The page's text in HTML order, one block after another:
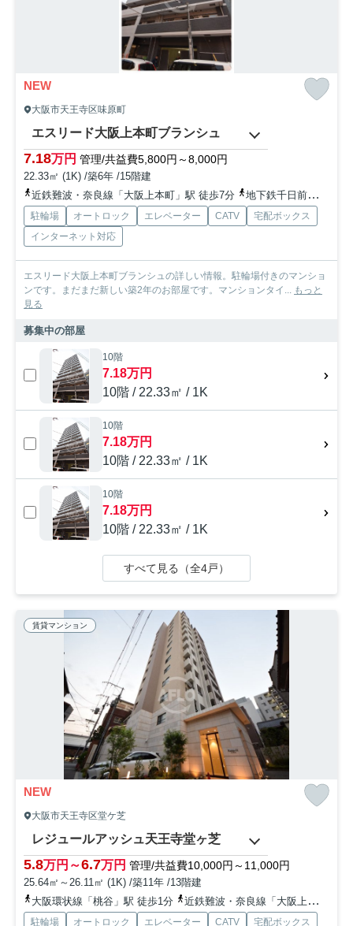
NEW
大阪市天王寺区味原町
エスリード大阪上本町ブランシュ
7.18万円 管理/共益費5,800円～8,000円
22.33㎡ (1K) /築6年 /15階建
近鉄難波・奈良線「大阪上本町」駅 徒歩7分
地下鉄千日前線「鶴橋」駅 徒歩2分
駐輪場 オートロック エレベーター CATV
宅配ボックス
インターネット対応
エスリード大阪上本町ブランシュの詳しい情報。駐輪場付きのマンショ
ンです。まだまだ新しい築2年のお部屋です。マンションタイ...
もっと
見る
募集中の部屋
10階
7.18万円
10階 / 22.33㎡ / 1K
10階
7.18万円
10階 / 22.33㎡ / 1K
10階
7.18万円
10階 / 22.33㎡ / 1K
すべて見る（全4戸）
賃貸マンション
NEW
大阪市天王寺区堂ケ芝
レジュールアッシュ天王寺堂ヶ芝
5.8万円～6.7万円 管理/共益費10,000円～11,000円
25.64㎡～26.11㎡ (1K) /築11年 /13階建
大阪環状線「桃谷」駅 徒歩1分
近鉄難波・奈良線「大阪上本町」駅 徒歩16分
駐輪場 オートロック エレベーター CATV
宅配ボックス